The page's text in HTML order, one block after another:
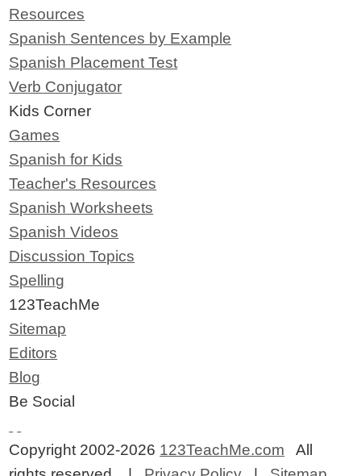
Resources
Spanish Sentences by Example
Spanish Placement Test
Verb Conjugator
Kids Corner
Games
Spanish for Kids
Teacher's Resources
Spanish Worksheets
Spanish Videos
Discussion Topics
Spelling
123TeachMe
Sitemap
Editors
Blog
Be Social
Copyright 2002-2026 123TeachMe.com All